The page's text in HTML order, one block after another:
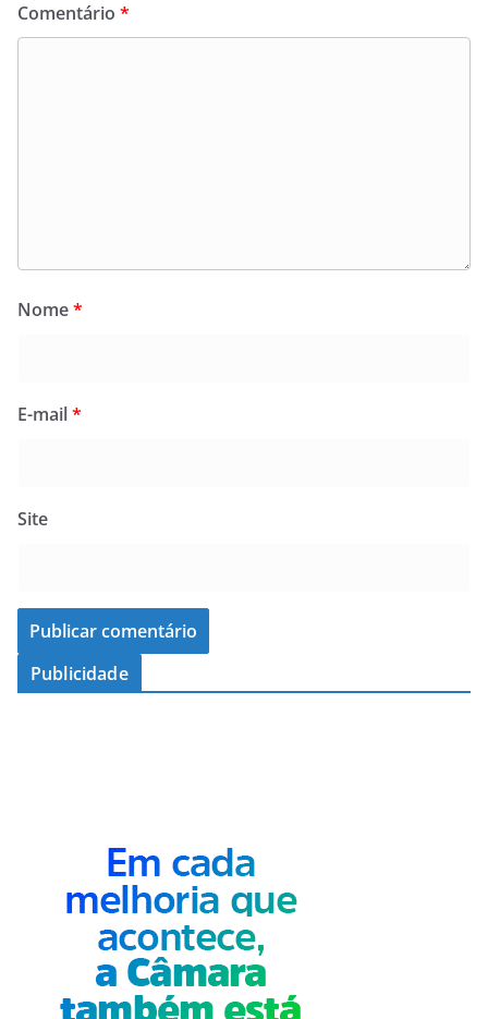
Comentário *
Nome*
E-mail*
Site
Publicidade